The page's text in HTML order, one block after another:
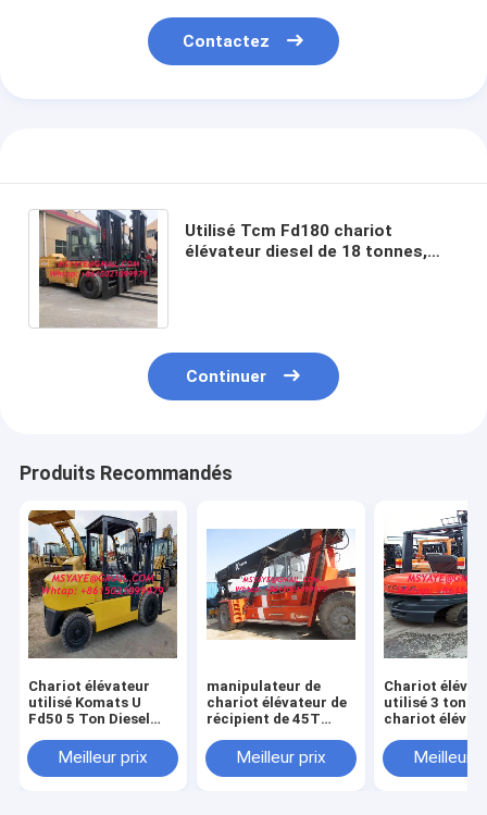
Contactez
Utilisé Tcm Fd180 chariot
élévateur diesel de 18 tonnes,
Continuer
Produits Recommandés
Chariot élévateur
utilisé Komats U
Fd50 5 Ton Diesel
bonne condition de
travail
Meilleur prix
manipulateur de
chariot élévateur de
récipient de 45T
machines lourdes
Meilleur prix
Chariot
utilisé 3
chariot
élévateur Fd30
Toyota de
Meilleur